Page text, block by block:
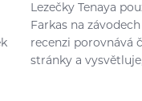
Lezečky Tenaya
Farkas na
recenzi porovnává
stránky a